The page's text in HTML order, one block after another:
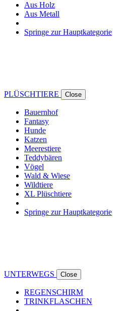
Aus Holz
Aus Metall
Springe zur Hauptkategorie
PLÜSCHTIERE Close
Bauernhof
Fantasy
Hunde
Katzen
Meerestiere
Teddybären
Vögel
Wald & Wiese
Wildtiere
XL Plüschtiere
Springe zur Hauptkategorie
UNTERWEGS Close
REGENSCHIRM
TRINKFLASCHEN